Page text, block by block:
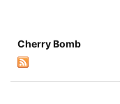
Cherry Bomb